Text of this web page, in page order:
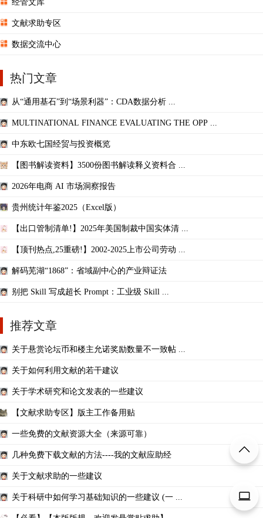
经管文库
文献求助专区
数据交流中心
热门文章
从“通用基石”到“场景利器”：CDA数据分析 ...
MULTINATIONAL FINANCE EVALUATING THE OPP ...
中东欧七国经贸与投资概览
【图书解读资料】3500份图书解读释义资料合 ...
2026年电商 AI 市场洞察报告
贵州统计年鉴2025（Excel版）
【出口管制清单!】2025年美国制裁中国实体清 ...
【顶刊热点,25重磅!】2002-2025上市公司劳动 ...
解码芜湖“1868”：省域副中心的产业辩证法
别把 Skill 写成超长 Prompt：工业级 Skill ...
推荐文章
关于悬赏论坛币和楼主允诺奖励数量不一致帖 ...
关于如何利用文献的若干建议
关于学术研究和论文发表的一些建议
【文献求助专区】版主工作备用贴
一些免费的文献资源大全（来源可靠）
几种免费下载文献的方法----我的文献应助经
关于文献求助的一些建议
关于科研中如何学习基础知识的一些建议 (一 ...